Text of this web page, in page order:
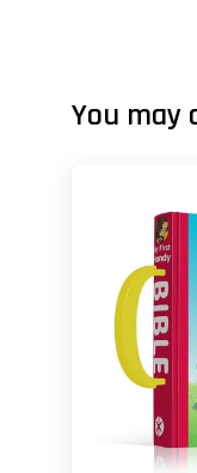
You may